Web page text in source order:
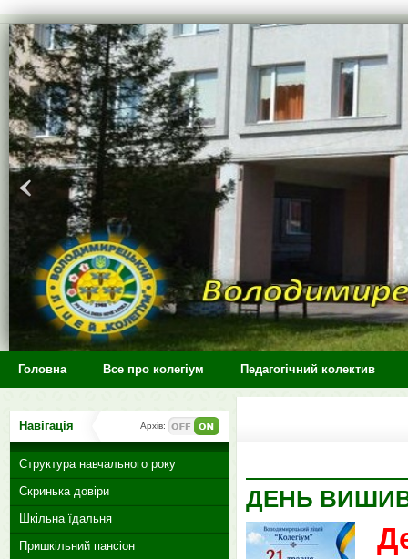
>
Головна Все про колегіум Педагогічний колектив
ДЕНЬ
Навігація Архів:
Структура навчального року
Скринька довіри
Шкільна їдальня
Пришкільний пансіон